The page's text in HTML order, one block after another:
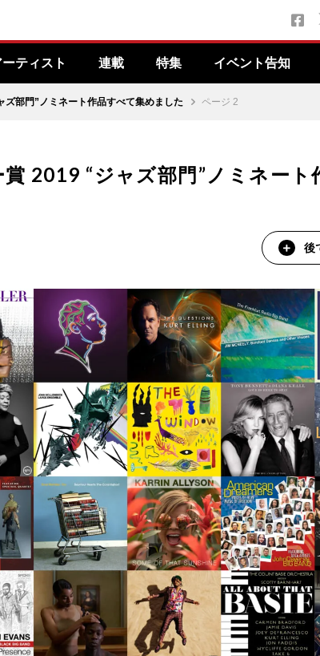
ティスト 連載 特集 イベント告知
ズ部門”ノミネート作品すべて集めました ページ 2
2019 “ジャズ部門”ノミネート
後